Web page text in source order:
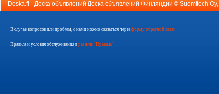
Doska.fi - Доска объявлений Доска объявлений Финляндии © Suomitech Oy
В случае вопросов или проблем, с нами можно связаться через форму обратной связи
Правила и условия обслуживания в разделе "Правила"